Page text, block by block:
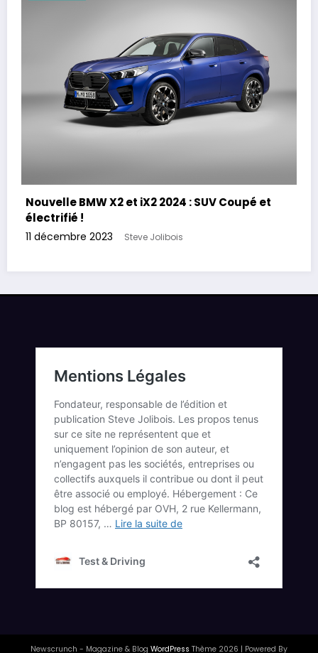
Nouvelle BMW X2 et iX2 2024 : SUV Coupé et
électrifié !
11 décembre 2023 Steve Jolibois
Newscrunch - Magazine & Blog WordPress Thème 2026 | Powered By